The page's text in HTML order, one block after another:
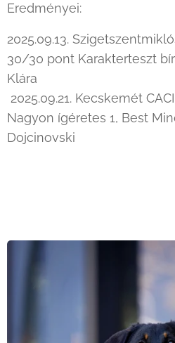
Eredményei:
2025.09.13.
30/30 pont Karakterteszt
Klára
2025.09.21. Kecskemét
Nagyon ígéretes 1, Best
Dojcinovski